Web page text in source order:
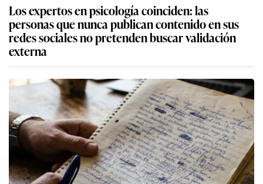
Los expertos en psicología coinciden: las
personas que nunca publican contenido en sus
redes sociales no pretenden buscar validación
externa